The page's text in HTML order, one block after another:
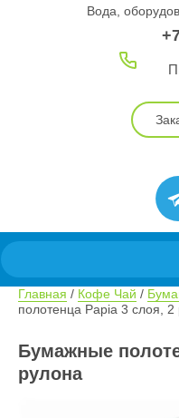
Вода,
Главная / Кофе Чай /
полотенца Раріа 3 слоя, 2
Бумажные
рулона